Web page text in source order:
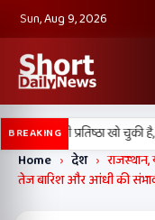
Sun, Aug 9, 2026
BREAKING
दल) अपनी प्रतिष्ठा खो चुकी
Home › देश ›
तेज बारिश और आंधी की